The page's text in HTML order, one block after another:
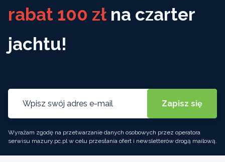
rabat 100 zł na czarter
jachtu!
Wyrażam zgodę na przetwarzanie danych osobowych przez operatora
serwisu mazury.pc.pl w celu przesłania ofert i newsletterów drogą mailową.